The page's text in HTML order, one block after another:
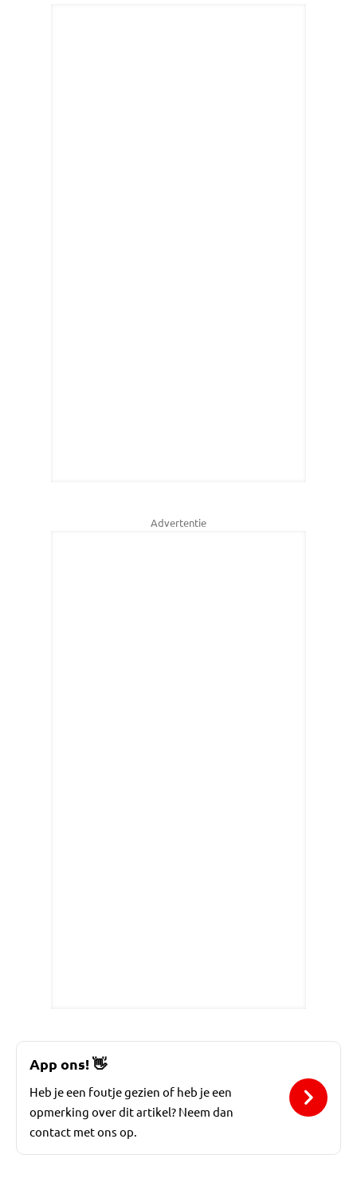
Advertentie
App ons! 👋
Heb je een foutje gezien of heb je een
opmerking over dit artikel? Neem dan
contact met ons op.